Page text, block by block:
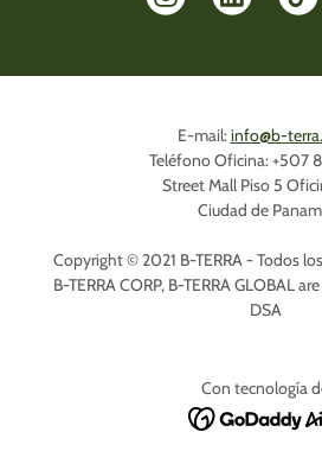
E-mail:info@b-
Teléfono Oficina: +507
Street Mall Piso 5
Ciudad de
Copyright © 2021 B-TERRA - Todos
B-TERRA CORP, B-TERRA GLOBAL
DSA
Con tecnología